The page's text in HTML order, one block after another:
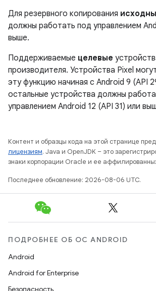
Для резервного копирования
должны работать под управлением
выше.
Поддерживаемые целевые
производителя. Устройства Pixel
эту функцию начиная с Android 9 (API
остальные устройства должны
управлением Android 12 (API 31) или
Контент и образцы кода на этой странице
лицензиям. Java и OpenJDK – это
знаки корпорации Oracle и ее
Последнее обновление: 2026-08-06 UTC.
ПОДРОБНЕЕ ОБ ОС ANDROID
Android
Android for Enterprise
Безопасность